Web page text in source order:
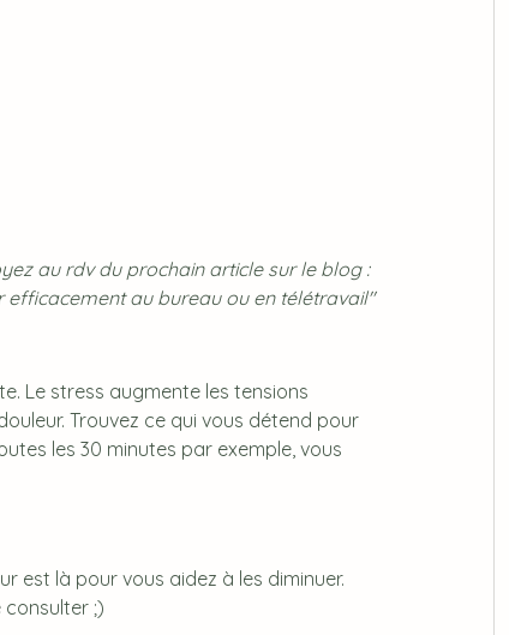
au rdv du prochain article sur le blog :
efficacement au bureau ou en télétravail"
Le stress augmente les tensions
Trouvez ce qui vous détend pour
les 30 minutes par exemple, vous
est là pour vous aidez à les diminuer.
consulter ;)